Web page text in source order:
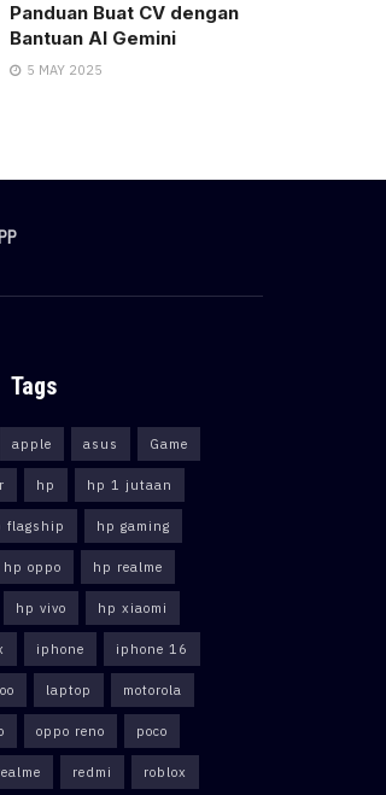
Panduan Buat CV dengan
Bantuan AI Gemini
5 MAY 2025
Tags
apple asus Game
hp hp 1 jutaan
flagship hp gaming
hp oppo hp realme
hp vivo hp xiaomi
iphone iphone 16
laptop motorola
oppo reno poco
redmi roblox